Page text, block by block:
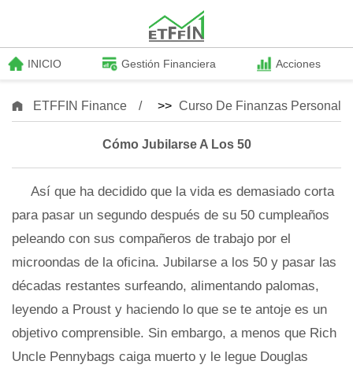
INICIO Gestión Financiera Acciones
ETFFIN Finance >> Curso De Finanzas
Cómo Jubilarse A Los 50
Así que ha decidido que la vida es demasiado corta
para pasar un segundo después de su 50 cumpleaños
peleando con sus compañeros de trabajo por el
microondas de la oficina. Jubilarse a los 50 y pasar las
décadas restantes surfeando, alimentando palomas,
leyendo a Proust y haciendo lo que se te antoje es un
objetivo comprensible. Sin embargo, a menos que Rich
Uncle Pennybags caiga muerto y le legue Douglas